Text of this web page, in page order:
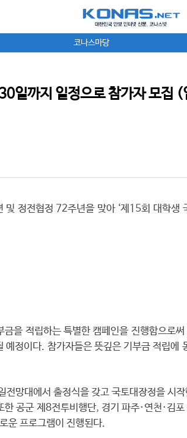
코나스마당
일까지 일정으로 참가자 모집 (
정전협정 72주년을 맞아 ‘제15회 대학
을 적립하는 특별한 캠페인을 진행함으로
정이다. 참가자들은 뜻깊은 기부금 적립
망대에서 출정식을 갖고 국토대장정을 시
공군 제8전투비행단, 경기 파주·연천·김
운 프로그램이 진행된다.